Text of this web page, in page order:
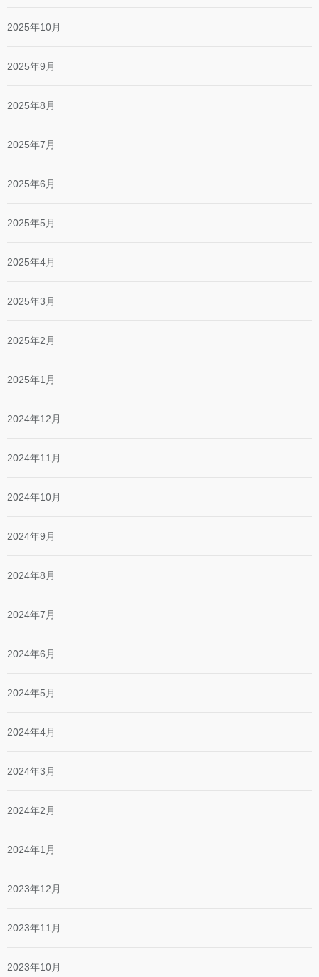
2025年10月
2025年9月
2025年8月
2025年7月
2025年6月
2025年5月
2025年4月
2025年3月
2025年2月
2025年1月
2024年12月
2024年11月
2024年10月
2024年9月
2024年8月
2024年7月
2024年6月
2024年5月
2024年4月
2024年3月
2024年2月
2024年1月
2023年12月
2023年11月
2023年10月